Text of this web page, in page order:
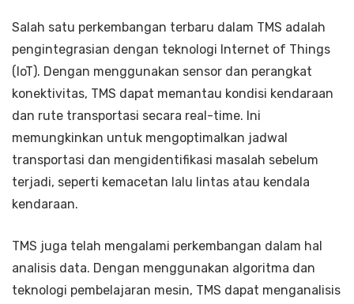
Salah satu perkembangan terbaru dalam TMS adalah
pengintegrasian dengan teknologi Internet of Things
(IoT). Dengan menggunakan sensor dan perangkat
konektivitas, TMS dapat memantau kondisi kendaraan
dan rute transportasi secara real-time. Ini
memungkinkan untuk mengoptimalkan jadwal
transportasi dan mengidentifikasi masalah sebelum
terjadi, seperti kemacetan lalu lintas atau kendala
kendaraan.
TMS juga telah mengalami perkembangan dalam hal
analisis data. Dengan menggunakan algoritma dan
teknologi pembelajaran mesin, TMS dapat menganalisis